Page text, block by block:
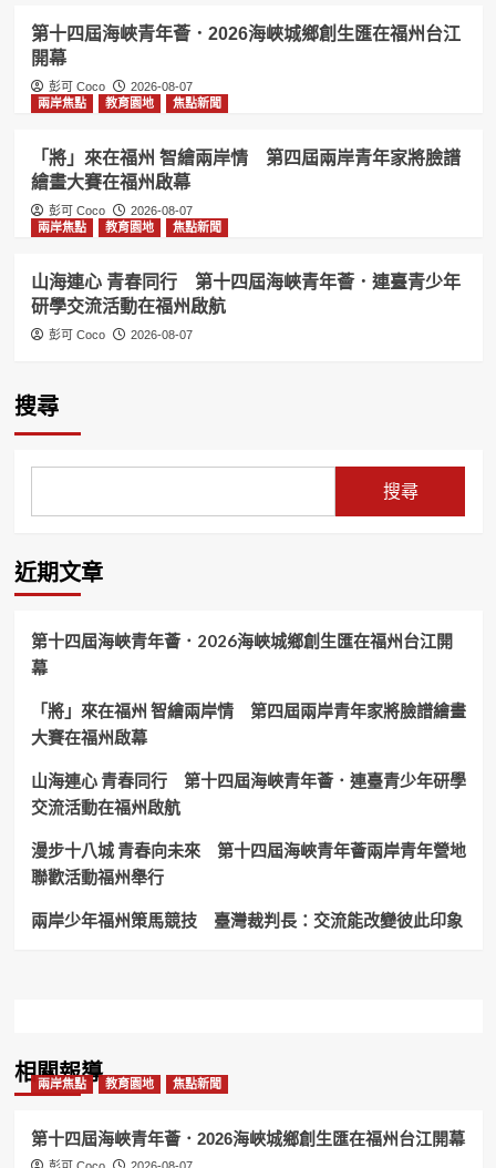
第十四屆海峽青年薈．2026海峽城鄉創生匯在福州台江
開幕
彭可 Coco
2026-08-07
兩岸焦點
教育園地 焦點新聞
「將」來在福州 智繪兩岸情 第四屆兩岸青年家將臉譜
繪畫大賽在福州啟幕
彭可 Coco
2026-08-07
兩岸焦點
教育園地 焦點新聞
山海連心 青春同行 第十四屆海峽青年薈．連臺青少年
研學交流活動在福州啟航
彭可 Coco 2026-08-07
搜尋
搜尋
近期文章
第十四屆海峽青年薈．2026海峽城鄉創生匯在福州台江開
幕
「將」來在福州 智繪兩岸情 第四屆兩岸青年家將臉譜繪畫
大賽在福州啟幕
山海連心 青春同行 第十四屆海峽青年薈．連臺青少年研學
交流活動在福州啟航
漫步十八城 青春向未來 第十四屆海峽青年薈兩岸青年營地
聯歡活動福州舉行
兩岸少年福州策馬競技 臺灣裁判長：交流能改變彼此印象
相關報導
兩岸焦點 教育園地 焦點新聞
第十四屆海峽青年薈．2026海峽城鄉創生匯在福州台江開幕